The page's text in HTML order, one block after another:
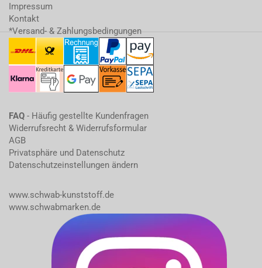
Impressum
Kontakt
*Versand- & Zahlungsbedingungen
FAQ - Häufig gestellte Kundenfragen
Widerrufsrecht & Widerrufsformular
AGB
Privatsphäre und Datenschutz
Datenschutzeinstellungen ändern
www.schwab-kunststoff.de
www.schwabmarken.de